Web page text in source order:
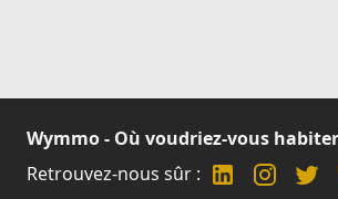
Wymmo - Où voudriez-vous
Retrouvez-nous sûr :